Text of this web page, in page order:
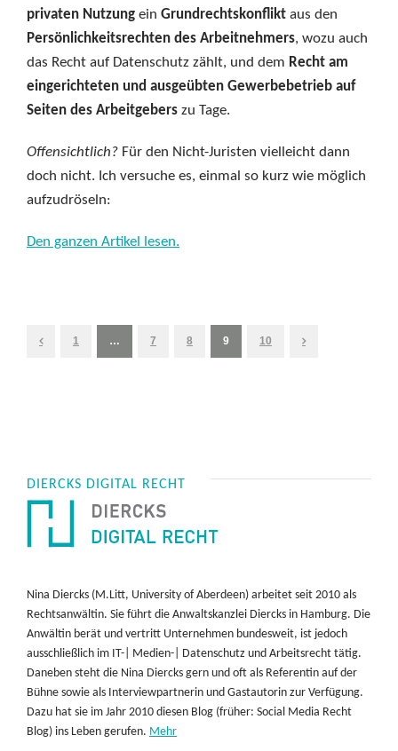
privaten Nutzung ein Grundrechtskonflikt aus den
Persönlichkeitsrechten des Arbeitnehmers, wozu auch
das Recht auf Datenschutz zählt, und dem Recht am
eingerichteten und ausgeübten Gewerbebetrieb auf
Seiten des Arbeitgebers zu Tage.
Offensichtlich? Für den Nicht-Juristen vielleicht dann
doch nicht. Ich versuche es, einmal so kurz wie möglich
aufzudröseln:
Den ganzen Artikel lesen.
1 … 7 8 9 10
DIERCKS DIGITAL RECHT
Nina Diercks (M.Litt, University of Aberdeen) arbeitet seit 2010 als
Rechtsanwältin. Sie führt die Anwaltskanzlei Diercks in Hamburg. Die
Anwältin berät und vertritt Unternehmen bundesweit, ist jedoch
ausschließlich im IT-| Medien-| Datenschutz und Arbeitsrecht tätig.
Daneben steht die Nina Diercks gern und oft als Referentin auf der
Bühne sowie als Interviewpartnerin und Gastautorin zur Verfügung.
Dazu hat sie im Jahr 2010 diesen Blog (früher: Social Media Recht
Blog) ins Leben gerufen. Mehr